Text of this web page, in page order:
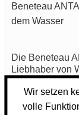
Beneteau
dem Wasser
Die Beneteau
Liebhaber von
konzipiert
zuverlässigen
ANTARES 11
Wir setzen
volle